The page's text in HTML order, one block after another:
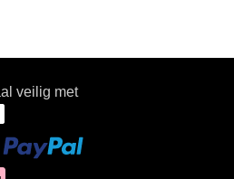
veilig met